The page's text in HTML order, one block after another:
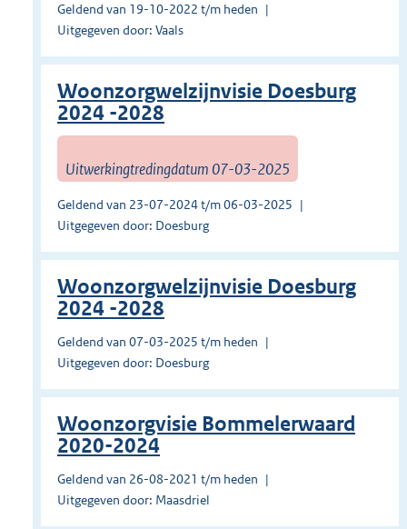
Geldend van 19-10-2022 t/m heden
Uitgegeven door: Vaals
Woonzorgwelzijnvisie Doesburg
2024 -2028
Uitwerkingtredingdatum 07-03-2025
Geldend van 23-07-2024 t/m 06-03-2025
Uitgegeven door: Doesburg
Woonzorgwelzijnvisie Doesburg
2024 -2028
Geldend van 07-03-2025 t/m heden
Uitgegeven door: Doesburg
Woonzorgvisie Bommelerwaard
2020-2024
Geldend van 26-08-2021 t/m heden
Uitgegeven door: Maasdriel